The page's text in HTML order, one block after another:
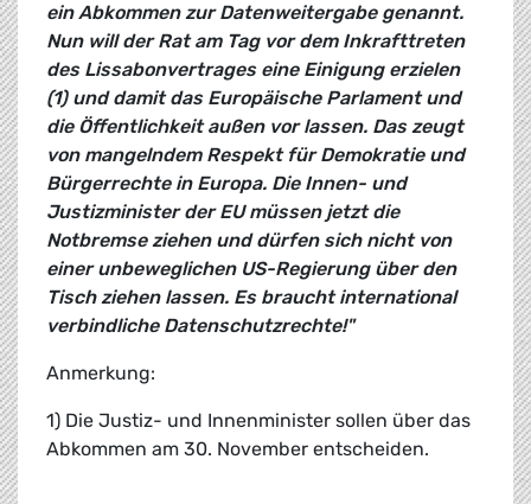
ein Abkommen zur Datenweitergabe genannt.
Nun will der Rat am Tag vor dem Inkrafttreten
des Lissabonvertrages eine Einigung erzielen
(1) und damit das Europäische Parlament und
die Öffentlichkeit außen vor lassen. Das zeugt
von mangelndem Respekt für Demokratie und
Bürgerrechte in Europa. Die Innen- und
Justizminister der EU müssen jetzt die
Notbremse ziehen und dürfen sich nicht von
einer unbeweglichen US-Regierung über den
Tisch ziehen lassen. Es braucht international
verbindliche Datenschutzrechte!"
Anmerkung:
1) Die Justiz- und Innenminister sollen über das
Abkommen am 30. November entscheiden.